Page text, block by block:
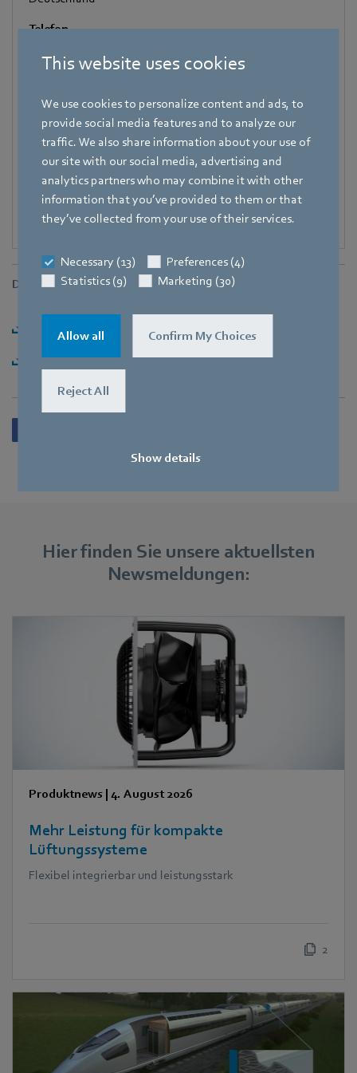
This website uses cookies
We use cookies to personalize content and ads, to
provide social media features and to analyze our
traffic. We also share information about your use of
our site with our social media, advertising and
analytics partners who may combine it with other
information that you’ve provided to them or that
they’ve collected from your use of their services.
Necessary (13)
Preferences (4)
Statistics (9)
Marketing (30)
Allow all Confirm My Choices
Reject All
Show details
Telefon
+49 7938 81-98125
E-Mail
Corinna.Schittenhelm@de.ebmpapst.com
Downloads
Herunterladen [ZIP] - 1,03MB
Hier finden Sie unsere aktuellsten
Newsmeldungen:
Produktnews | 4. August 2026
Mehr Leistung für kompakte
Lüftungssysteme
Flexibel integrierbar und leistungsstark
2